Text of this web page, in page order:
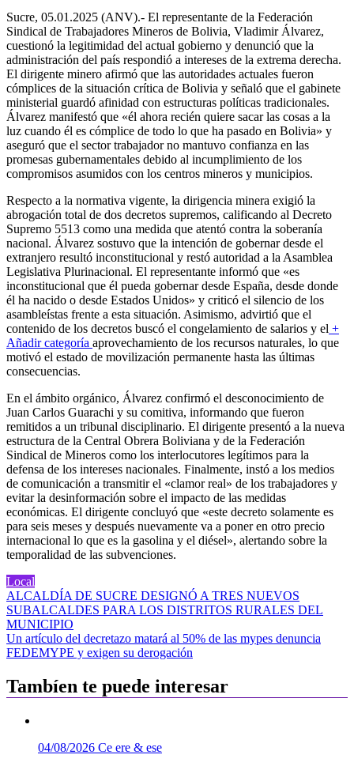
Sucre, 05.01.2025 (ANV).- El representante de la Federación
Sindical de Trabajadores Mineros de Bolivia, Vladimir Álvarez,
cuestionó la legitimidad del actual gobierno y denunció que la
administración del país respondió a intereses de la extrema derecha.
El dirigente minero afirmó que las autoridades actuales fueron
cómplices de la situación crítica de Bolivia y señaló que el gabinete
ministerial guardó afinidad con estructuras políticas tradicionales.
Álvarez manifestó que «él ahora recién quiere sacar las cosas a la
luz cuando él es cómplice de todo lo que ha pasado en Bolivia» y
aseguró que el sector trabajador no mantuvo confianza en las
promesas gubernamentales debido al incumplimiento de los
compromisos asumidos con los centros mineros y municipios.
Respecto a la normativa vigente, la dirigencia minera exigió la
abrogación total de dos decretos supremos, calificando al Decreto
Supremo 5513 como una medida que atentó contra la soberanía
nacional. Álvarez sostuvo que la intención de gobernar desde el
extranjero resultó inconstitucional y restó autoridad a la Asamblea
Legislativa Plurinacional. El representante informó que «es
inconstitucional que él pueda gobernar desde España, desde donde
él ha nacido o desde Estados Unidos» y criticó el silencio de los
asambleístas frente a esta situación. Asimismo, advirtió que el
contenido de los decretos buscó el congelamiento de salarios y el +
Añadir categoría aprovechamiento de los recursos naturales, lo que
motivó el estado de movilización permanente hasta las últimas
consecuencias.
En el ámbito orgánico, Álvarez confirmó el desconocimiento de
Juan Carlos Guarachi y su comitiva, informando que fueron
remitidos a un tribunal disciplinario. El dirigente presentó a la nueva
estructura de la Central Obrera Boliviana y de la Federación
Sindical de Mineros como los interlocutores legítimos para la
defensa de los intereses nacionales. Finalmente, instó a los medios
de comunicación a transmitir el «clamor real» de los trabajadores y
evitar la desinformación sobre el impacto de las medidas
económicas. El dirigente concluyó que «este decreto solamente es
para seis meses y después nuevamente va a poner en otro precio
internacional lo que es la gasolina y el diésel», alertando sobre la
temporalidad de las subvenciones.
Local
Navegación
de
entradas
ALCALDÍA DE SUCRE DESIGNÓ A TRES NUEVOS
SUBALCALDES PARA LOS DISTRITOS RURALES DEL
MUNICIPIO
Un artículo del decretazo matará al 50% de las mypes denuncia
FEDEMYPE y exigen su derogación
Tambíen te puede interesar
04/08/2026 Ce ere & ese